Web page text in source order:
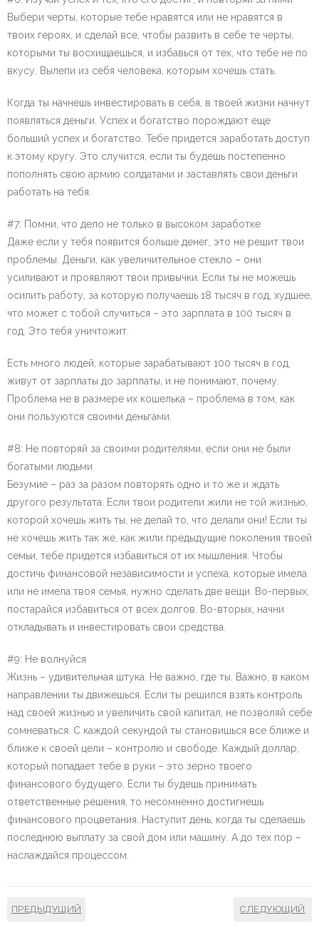
Выбери черты, которые тебе нравятся или не нравятся в
твоих героях, и сделай все, чтобы развить в себе те черты,
которыми ты восхищаешься, и избавься от тех, что тебе не по
вкусу. Вылепи из себя человека, которым хочешь стать.
Когда ты начнешь инвестировать в себя, в твоей жизни начнут
появляться деньги. Успех и богатство порождают еще
больший успех и богатство. Тебе придется заработать доступ
к этому кругу. Это случится, если ты будешь постепенно
пополнять свою армию солдатами и заставлять свои деньги
работать на тебя.
#7: Помни, что дело не только в высоком заработке
Даже если у тебя появится больше денег, это не решит твои
проблемы. Деньги, как увеличительное стекло – они
усиливают и проявляют твои привычки. Если ты не можешь
осилить работу, за которую получаешь 18 тысяч в год, худшее,
что может с тобой случиться – это зарплата в 100 тысяч в
год. Это тебя уничтожит.
Есть много людей, которые зарабатывают 100 тысяч в год,
живут от зарплаты до зарплаты, и не понимают, почему.
Проблема не в размере их кошелька – проблема в том, как
они пользуются своими деньгами.
#8: Не повторяй за своими родителями, если они не были
богатыми людьми
Безумие – раз за разом повторять одно и то же и ждать
другого результата. Если твои родители жили не той жизнью,
которой хочешь жить ты, не делай то, что делали они! Если ты
не хочешь жить так же, как жили предыдущие поколения твоей
семьи, тебе придется избавиться от их мышления. Чтобы
достичь финансовой независимости и успеха, которые имела
или не имела твоя семья, нужно сделать две вещи. Во-первых,
постарайся избавиться от всех долгов. Во-вторых, начни
откладывать и инвестировать свои средства.
#9: Не волнуйся
Жизнь – удивительная штука. Не важно, где ты. Важно, в каком
направлении ты движешься. Если ты решился взять контроль
над своей жизнью и увеличить свой капитал, не позволяй себе
сомневаться. С каждой секундой ты становишься все ближе и
ближе к своей цели – контролю и свободе. Каждый доллар,
который попадает тебе в руки – это зерно твоего
финансового будущего. Если ты будешь принимать
ответственные решения, то несомненно достигнешь
финансового процветания. Наступит день, когда ты сделаешь
последнюю выплату за свой дом или машину. А до тех пор –
наслаждайся процессом.
ПРЕДЫДУЩИЙ СЛЕДУЮЩИЙ